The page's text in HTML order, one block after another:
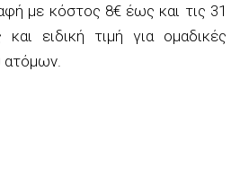
με κόστος 8€ έως και τις 31
ειδική τιμή για ομαδικές